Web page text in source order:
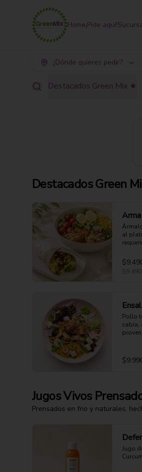
Home¡Pide aquí!
¿Dónde quieres pedir?
Destacados Green Mix ★
Destacados Green
al
$9.490
Pollo
cabra,
35g
Jugos Vivos
Prensados en frio y naturales,
Jugo